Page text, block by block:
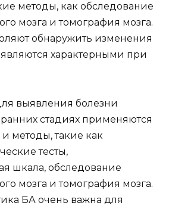
методы, как обследование
мозга и томография мозга.
обнаружить изменения
характерными при
выявления болезни
стадиях применяются
методы, такие как
тесты,
шкала, обследование
мозга и томография мозга.
БА очень важна для